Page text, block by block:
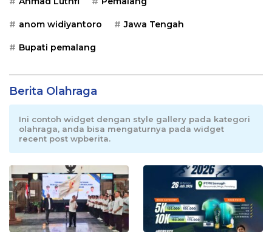
anom widiyantoro Jawa Tengah
Bupati pemalang
Berita Olahraga
Ini contoh widget dengan style gallery pada kategori
olahraga, anda bisa mengaturnya pada widget
recent post wpberita.